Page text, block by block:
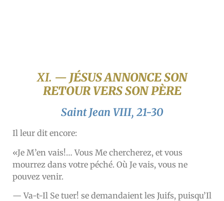
XI. — JÉSUS ANNONCE SON
RETOUR VERS SON PÈRE
Saint Jean VIII, 21-30
Il leur dit encore:
«Je M’en vais!… Vous Me chercherez, et vous
mourrez dans votre péché. Où Je vais, vous ne
pouvez venir.
— Va-t-Il Se tuer! se demandaient les Juifs, puisqu’Il